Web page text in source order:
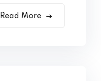
Read More